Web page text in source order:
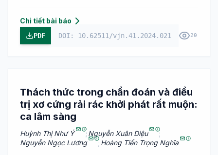
Chi tiết bài báo
PDF DOI: 10.62511/vjn.41.2024.021 20
Thách thức trong chẩn đoán và điều
trị xơ cứng rải rác khởi phát rất muộn:
ca lâm sàng
Huỳnh Thị Như Ý ; Nguyễn Xuân Diệu
;
Nguyễn Ngọc Lương
; Hoàng Tiến Trọng Nghĩa